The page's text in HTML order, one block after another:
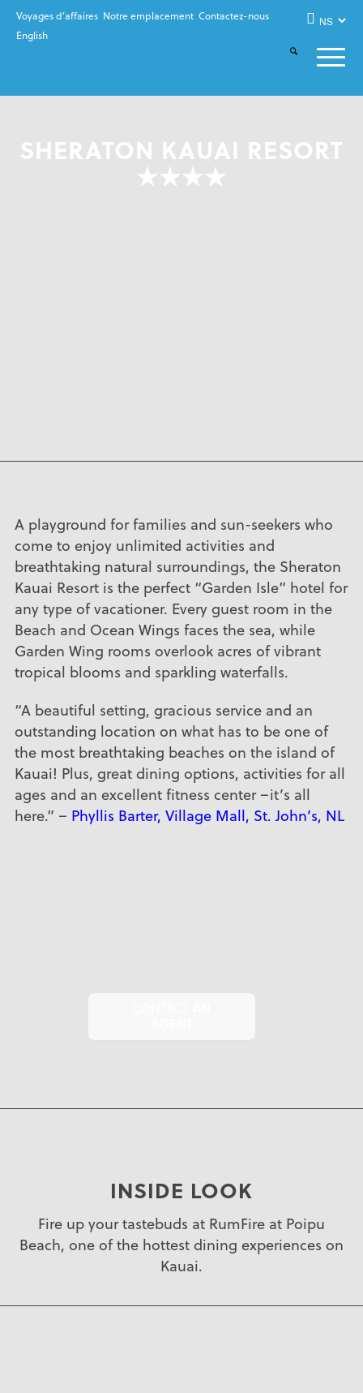
Voyages d’affaires Notre emplacement Contactez-nous
English
SHERATON KAUAI RESORT
★★★★
A playground for families and sun-seekers who
come to enjoy unlimited activities and
breathtaking natural surroundings, the Sheraton
Kauai Resort is the perfect “Garden Isle” hotel for
any type of vacationer. Every guest room in the
Beach and Ocean Wings faces the sea, while
Garden Wing rooms overlook acres of vibrant
tropical blooms and sparkling waterfalls.
“A beautiful setting, gracious service and an
outstanding location on what has to be one of
the most breathtaking beaches on the island of
Kauai! Plus, great dining options, activities for all
ages and an excellent fitness center –it’s all
here.” – Phyllis Barter, Village Mall, St. John’s, NL
INSIDE LOOK
Fire up your tastebuds at RumFire at Poipu
Beach, one of the hottest dining experiences on
Kauai.